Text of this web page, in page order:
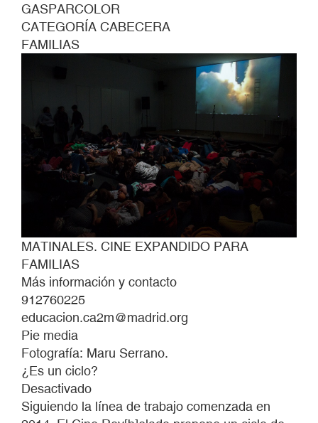
GASPARCOLOR
CATEGORÍA CABECERA
FAMILIAS
MATINALES. CINE EXPANDIDO PARA
FAMILIAS
Más información y contacto
912760225
educacion.ca2m@madrid.org
Pie media
Fotografía: Maru Serrano.
¿Es un ciclo?
Desactivado
Siguiendo la línea de trabajo comenzada en